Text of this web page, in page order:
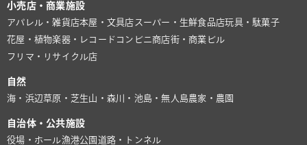
小売店・商業施設
アパレル・雑貨店本屋・文具店 スーパー・生鮮食品店玩具・駄菓子
花屋・植物楽器・レコード コンビニ商店街・商業ビル
フリマ・リサイクル店
自然
海・浜辺 草原・芝生山・森川・池島・無人島農家・農園
自治体・公共施設
役場・ホール漁港公園 道路・トンネル